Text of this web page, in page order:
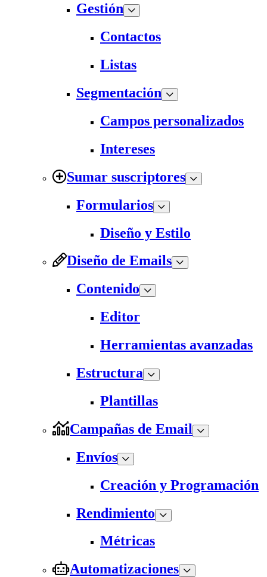
Gestión
Contactos
Listas
Segmentación
Campos personalizados
Intereses
Sumar suscriptores
Formularios
Diseño y Estilo
Diseño de Emails
Contenido
Editor
Herramientas avanzadas
Estructura
Plantillas
Campañas de Email
Envíos
Creación y Programación
Rendimiento
Métricas
Automatizaciones